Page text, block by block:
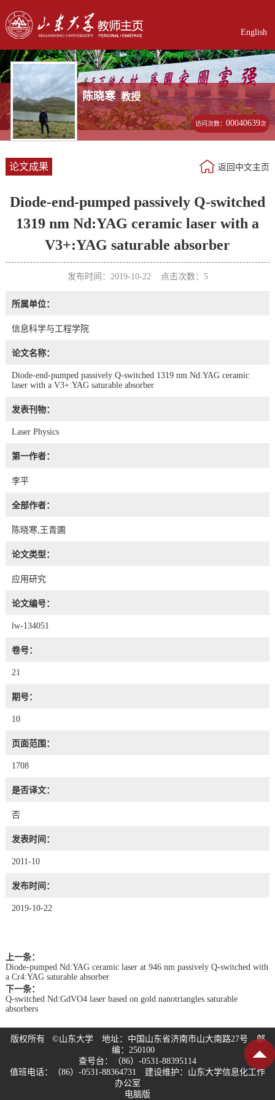
English
陈晓寒 教授
访问次数：00040639次
论文成果 返回中文主页
Diode-end-pumped passively Q-switched
1319 nm Nd:YAG ceramic laser with a
V3+:YAG saturable absorber
发布时间：2019-10-22 点击次数： 5
所属单位：
信息科学与工程学院
论文名称：
Diode-end-pumped passively Q-switched 1319 nm Nd:YAG ceramic
laser with a V3+:YAG saturable absorber
发表刊物：
Laser Physics
第一作者：
李平
全部作者：
陈晓寒,王青圃
论文类型：
应用研究
论文编号：
lw-134051
卷号：
21
期号：
10
页面范围：
1708
是否译文：
否
发表时间：
2011-10
发布时间：
2019-10-22
上一条：
Diode-pumped Nd:YAG ceramic laser at 946 nm passively Q-switched with
a Cr4:YAG saturable absorber
下一条：
Q-switched Nd:GdVO4 laser based on gold nanotriangles saturable
absorbers
版权所有 ©山东大学 地址：中国山东省济南市山大南路27号 邮
编：250100
查号台：（86）-0531-88395114
值班电话：（86）-0531-88364731 建设维护：山东大学信息化工作
办公室
电脑版